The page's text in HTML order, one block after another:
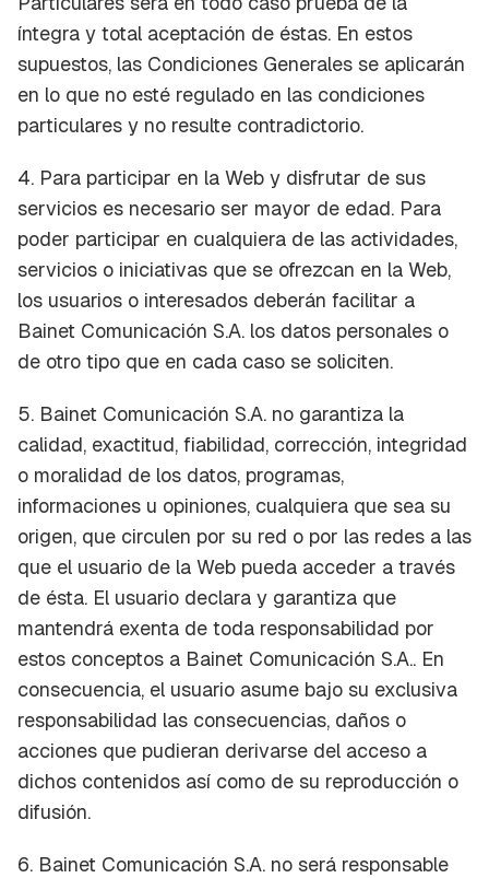
íntegra y total aceptación de éstas. En estos
supuestos, las Condiciones Generales se aplicarán
en lo que no esté regulado en las condiciones
particulares y no resulte contradictorio.
4. Para participar en la Web y disfrutar de sus
servicios es necesario ser mayor de edad. Para
poder participar en cualquiera de las actividades,
servicios o iniciativas que se ofrezcan en la Web,
los usuarios o interesados deberán facilitar a
Bainet Comunicación S.A. los datos personales o
de otro tipo que en cada caso se soliciten.
5. Bainet Comunicación S.A. no garantiza la
calidad, exactitud, fiabilidad, corrección, integridad
o moralidad de los datos, programas,
informaciones u opiniones, cualquiera que sea su
origen, que circulen por su red o por las redes a las
que el usuario de la Web pueda acceder a través
de ésta. El usuario declara y garantiza que
mantendrá exenta de toda responsabilidad por
estos conceptos a Bainet Comunicación S.A.. En
consecuencia, el usuario asume bajo su exclusiva
responsabilidad las consecuencias, daños o
acciones que pudieran derivarse del acceso a
dichos contenidos así como de su reproducción o
difusión.
6. Bainet Comunicación S.A. no será responsable